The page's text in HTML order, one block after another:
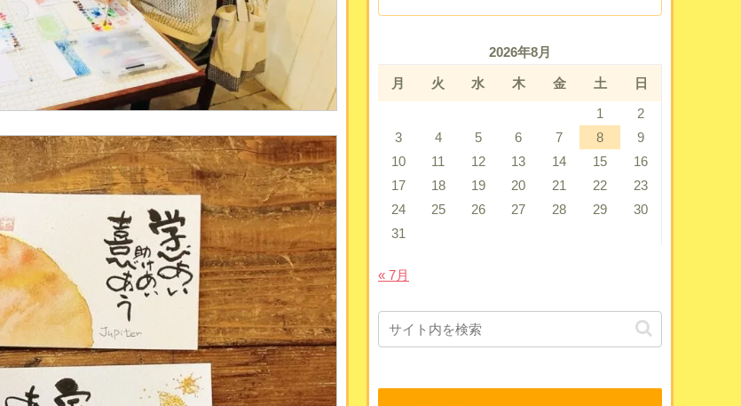
2026年8月
月 火 水 木 金 土
日
1
2
3
4 5 6 7 8
9
10
11 12 13 14 15
16
17
18 19 20 21 22
23
24
25 26 27 28 29
30
31
« 7月